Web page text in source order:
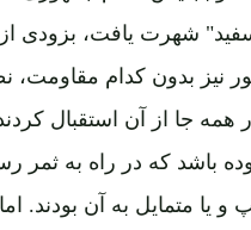
"سفید" شهرت یافت،
نیز بدون کدام مقاومت،
همه جا از آن استقبال
باشد که در راه به ثمر
و یا متمایل به آن بودند.